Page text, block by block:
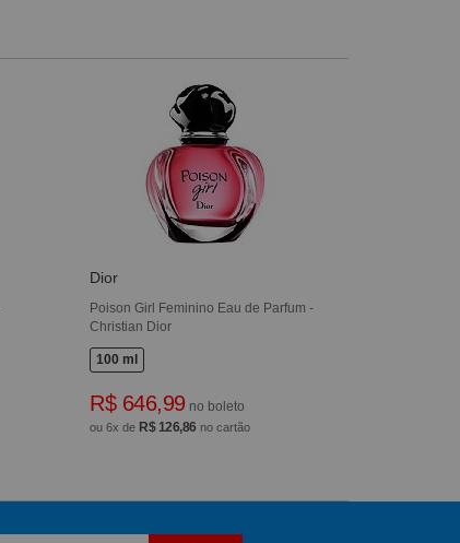
Dior
Poison Girl Feminino Eau de Parfum -
Christian Dior
100 ml
R$ 646,99 no boleto
ou 6x de R$ 126,86 no cartão